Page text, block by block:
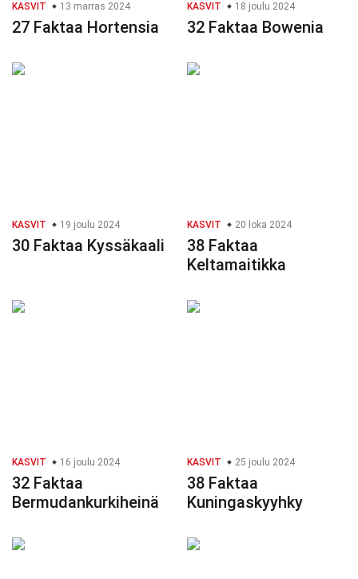
KASVIT 13 marras 2024
27 Faktaa Hortensia
KASVIT 18 joulu 2024
32 Faktaa Bowenia
KASVIT 19 joulu 2024
30 Faktaa Kyssäkaali
KASVIT 20 loka 2024
38 Faktaa
Keltamaitikka
KASVIT 16 joulu 2024
32 Faktaa
Bermudankurkiheinä
KASVIT 25 joulu 2024
38 Faktaa
Kuningaskyyhky